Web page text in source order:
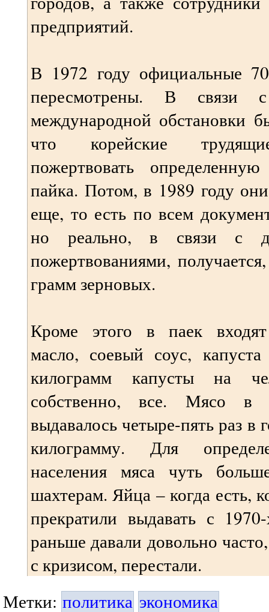
предприятий.
В 1972 году официальные
пересмотрены. В связи
международной обстановки
что корейские
пожертвовать
пайка. Потом, в 1989 году
еще, то есть по всем
но реально, в связи с
пожертвованиями,
грамм зерновых.
Кроме этого в паек входят
масло, соевый соус,
килограмм капусты на
собственно, все. Мясо в
выдавалось четыре-пять раз в
килограмму. Для
населения мяса чуть
шахтерам. Яйца – когда есть,
прекратили выдавать с
раньше давали довольно
с кризисом, перестали.
Метки: политика экономика